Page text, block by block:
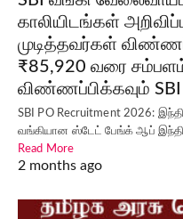
காலியிடங்கள்
முடித்தவர்கள்
₹85,920 வரை
விண்ணப்பிக்கவும் SBI
SBI PO Recruitment 2026:
வங்கியான ஸ்டேட் பேங்க் ஆப்
Read More
2 months ago